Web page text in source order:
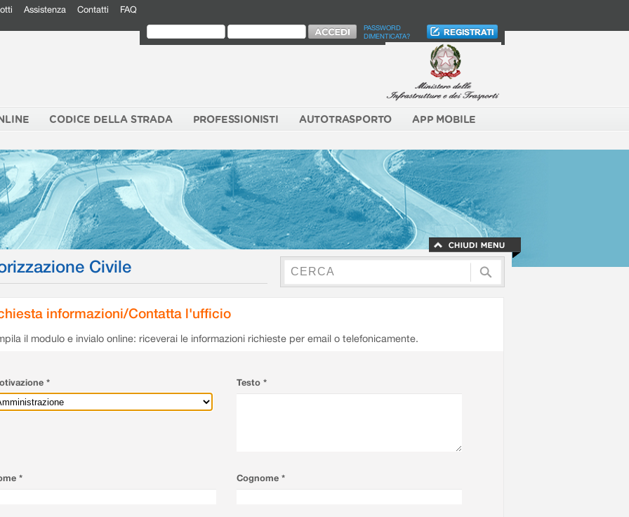
Assistenza Contatti FAQ
PASSWORD
DIMENTICATA?
CODICE DELLA STRADA PROFESSIONISTI AUTOTRASPORTO APP MOBILE
Civile
informazioni/Contatta l'ufficio
il modulo e invialo online: riceverai le informazioni richieste per email o telefonicamente.
* Testo *
* Cognome *